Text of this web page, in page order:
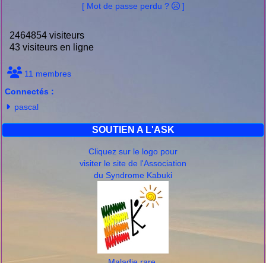
[ Mot de passe perdu ? ]
2464854 visiteurs
43 visiteurs en ligne
11 membres
Connectés :
pascal
SOUTIEN A L'ASK
Cliquez sur le logo pour
visiter le site de l'Association
du Syndrome Kabuki